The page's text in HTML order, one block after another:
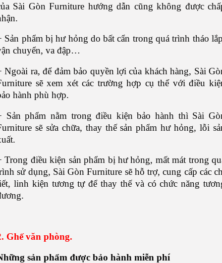
Sài Gòn Furniture hướng dẫn cũng không được
Sản phẩm bị hư hỏng do bất cẩn trong quá trình tháo
chuyển, va đập…
Ngoài ra, để đảm bảo quyền lợi của khách hàng, Sài
sẽ xem xét các trường hợp cụ thể với điều
hành phù hợp.
Sản phẩm nằm trong điều kiện bảo hành thì Sài
sẽ sửa chữa, thay thế sản phẩm hư hỏng, lỗi
Trong điều kiện sản phẩm bị hư hỏng, mất mát trong
sử dụng, Sài Gòn Furniture sẽ hỗ trợ, cung cấp các
linh kiện tương tự để thay thế và có chức năng
Ghế văn phòng.
sản phẩm được bảo hành miễn phí